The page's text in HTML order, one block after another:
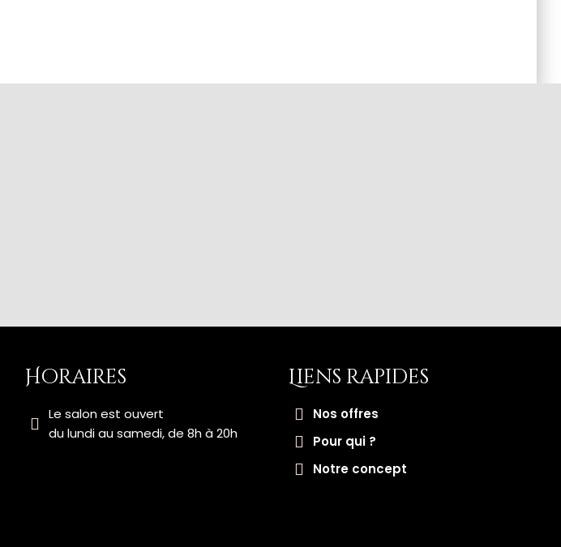
Horaires
Le salon est ouvert
du lundi au samedi, de 8h à 20h
Liens rapides
Nos offres
Pour qui ?
Notre concept